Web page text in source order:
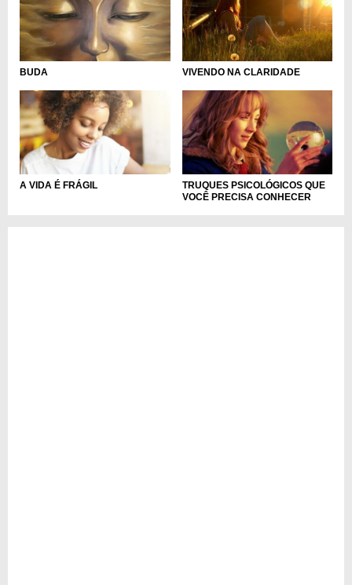
BUDA VIVENDO NA CLARIDADE
A VIDA É FRÁGIL
TRUQUES PSICOLÓGICOS QUE
VOCÊ PRECISA CONHECER